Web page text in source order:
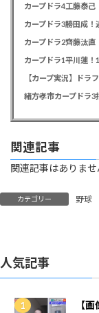
カープドラ4工藤泰己
カープドラ2齊藤汰直
【カープ実況】ドラ
関連記事
関連記事はありませ
カテゴリー 野球
人気記事
【